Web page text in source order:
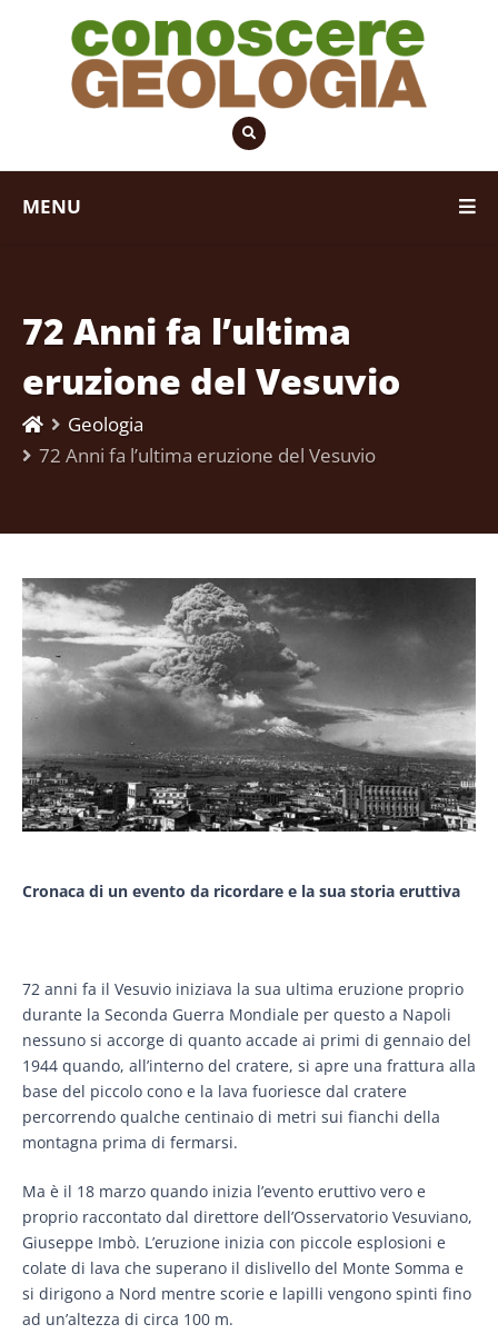
MENU
72 Anni fa l’ultima
eruzione del Vesuvio
Geologia
72 Anni fa l’ultima eruzione del Vesuvio
Cronaca di un evento da ricordare e la sua storia eruttiva
72 anni fa il Vesuvio iniziava la sua ultima eruzione proprio
durante la Seconda Guerra Mondiale per questo a Napoli
nessuno si accorge di quanto accade ai primi di gennaio del
1944 quando, all’interno del cratere, si apre una frattura alla
base del piccolo cono e la lava fuoriesce dal cratere
percorrendo qualche centinaio di metri sui fianchi della
montagna prima di fermarsi.
Ma è il 18 marzo quando inizia l’evento eruttivo vero e
proprio raccontato dal direttore dell’Osservatorio Vesuviano,
Giuseppe Imbò. L’eruzione inizia con piccole esplosioni e
colate di lava che superano il dislivello del Monte Somma e
si dirigono a Nord mentre scorie e lapilli vengono spinti fino
ad un’altezza di circa 100 m.